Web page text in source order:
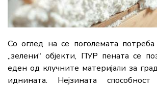
Со оглед на се поголемата
„зелени“ објекти, ПУР пената се
еден од клучните материјали за
иднината. Нејзината